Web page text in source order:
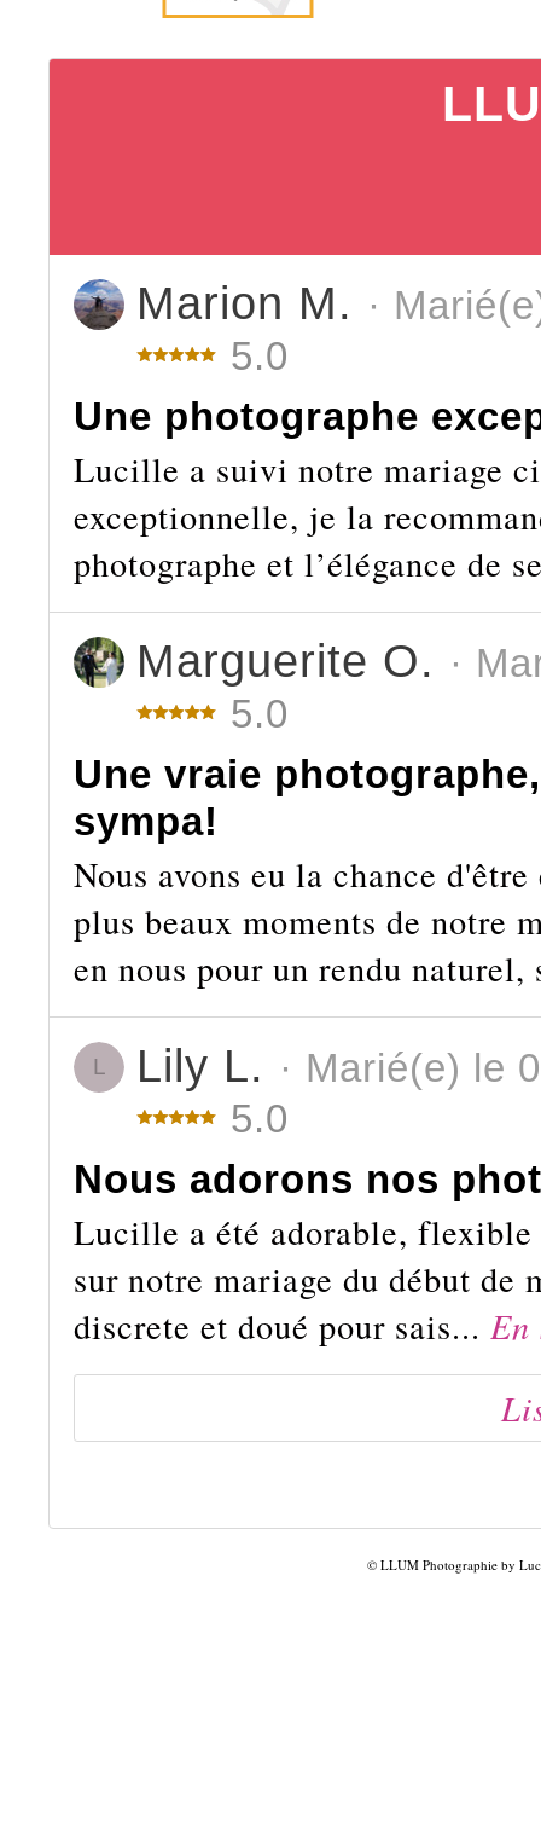
Marion M. ·
5.0
Une photographe
Lucille a suivi notre mariage
exceptionnelle, je la
photographe et l’élégance de
Marguerite O. ·
5.0
Une vraie
sympa!
Nous avons eu la chance
plus beaux moments de notre
en nous pour un rendu naturel,
L Lily L. · Marié(e) le
5.0
Nous adorons nos
Lucille a été adorable,
sur notre mariage du début de
discrete et doué pour sais... En
© LLUM Photographie by